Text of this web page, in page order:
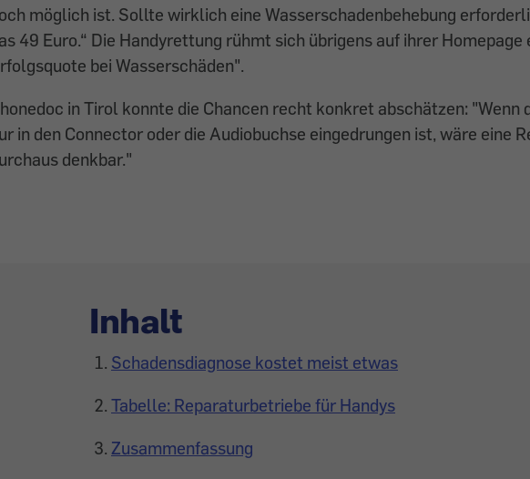
möglich ist. Sollte wirklich eine Wasserschadenbehebung
49 Euro.“ Die Handy­rettung rühmt sich übrigens auf ihrer Homepage
bei Wasserschäden".
in Tirol konnte die Chancen recht konkret abschätzen: "Wenn
in den Connector oder die Audiobuchse eingedrungen ist, ­wäre eine
denkbar."
Inhalt
Schadensdiagnose kostet meist etwas
Tabelle: Reparaturbetriebe für Handys
Zusammenfassung